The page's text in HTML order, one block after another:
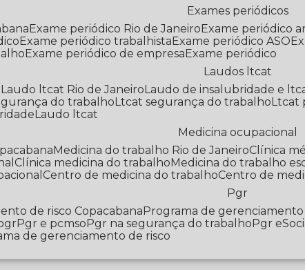
Exames periódicos
Exame periódico Rio de Janeiro Exame periódico
Exame periódico trabalhista Exame periódico ASO
Exame periódico de empresa
Exame periódico
Laudos ltcat
Laudo ltcat Rio de Janeiro Laudo de insalubridade e
do trabalho Ltcat segurança do trabalho
Laudo ltcat
Medicina ocupacional
Medicina do trabalho Rio de Janeiro Clínica
Clínica medicina do trabalho Medicina do trabalho
Centro de medicina do trabalho Centro de
Pgr
de risco Copacabana
Programa de
Pgr e pcmso Pgr na segurança do trabalho Pgr
de gerenciamento de risco